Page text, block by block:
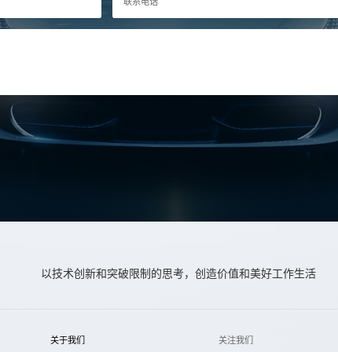
以技术创新和突破限制的思考，创造价值和美好工作生活
关于我们 关注我们